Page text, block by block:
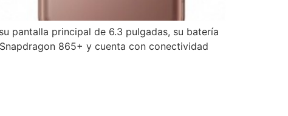
pantalla principal de 6.3 pulgadas, su batería
865+ y cuenta con conectividad